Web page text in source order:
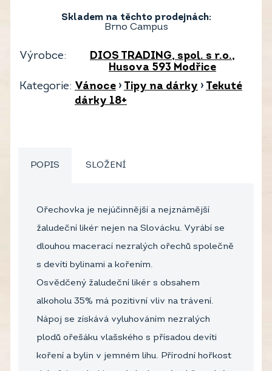
Skladem na těchto prodejnách:
Brno Campus
Výrobce:
DIOS TRADING, spol. s r.o.,
Husova 593 Modřice
Kategorie: Vánoce › Tipy na dárky › Tekuté
dárky 18+
POPIS SLOŽENÍ
Ořechovka je nejúčinnější a nejznámější
žaludeční likér nejen na Slovácku. Vyrábí se
dlouhou macerací nezralých ořechů společně
s devíti bylinami a kořením.
Osvědčený žaludeční likér s obsahem
alkoholu 35% má pozitivní vliv na trávení.
Nápoj se získává vyluhováním nezralých
plodů ořešáku vlašského s přísadou devíti
koření a bylin v jemném lihu. Přírodní hořkost